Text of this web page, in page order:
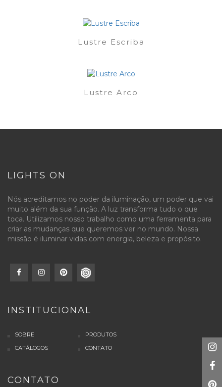
Lustre Escriba
Lustre Arco
LIGHTS ON
Nós acreditamos no poder da iluminação, um poder que vai
muito além da sua função. A luz transforma tudo o que
toca. Utilizamos nosso trabalho como uma ferramenta para
criar as mudanças que queremos ver no mundo. Nossa
missão é iluminar vidas com energia, beleza e propósito.
INSTITUCIONAL
SOBRE
PRODUTOS
CATÁLOGOS
CONTATO
CONTATO